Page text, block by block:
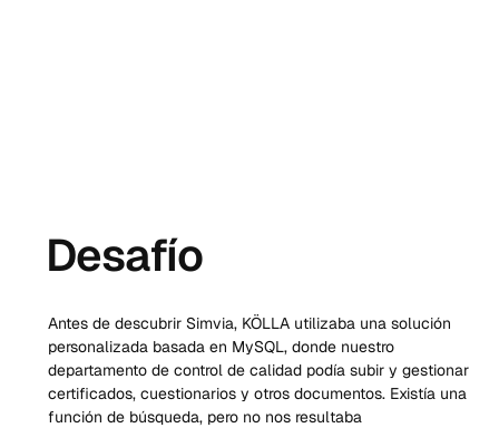
Desafío
Antes de descubrir Simvia, KÖLLA utilizaba una solución
personalizada basada en MySQL, donde nuestro
departamento de control de calidad podía subir y gestionar
certificados, cuestionarios y otros documentos. Existía una
función de búsqueda, pero no nos resultaba